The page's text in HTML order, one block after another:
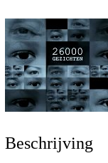
Beschrijving